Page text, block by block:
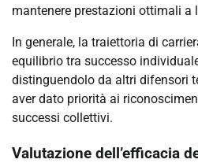
mantenere prestazioni ottimali a
In generale, la traiettoria di
equilibrio tra successo
distinguendolo da altri difensori
aver dato priorità ai
successi collettivi.
Valutazione dell’efficacia